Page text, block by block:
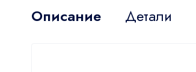
Описание Детали